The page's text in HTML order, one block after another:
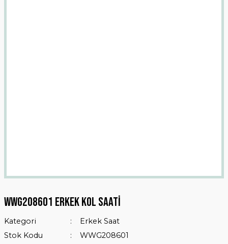
WWG208601 Erkek Kol Saati
Kategori
Erkek Saat
Stok Kodu
WWG208601